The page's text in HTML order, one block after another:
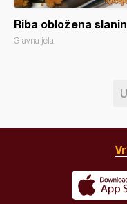
Riba obložena
Glavna jela